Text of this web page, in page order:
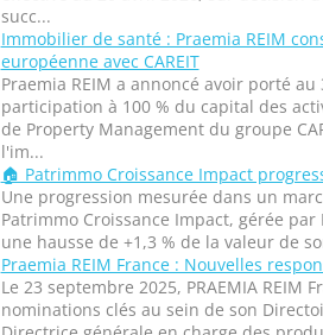
succ...
Immobilier de santé : Praemia REIM
européenne avec CAREIT
Praemia REIM a annoncé avoir porté au
participation à 100 % du capital des
de Property Management du groupe
l'im...
🏠 Patrimmo Croissance Impact
Une progression mesurée dans un
Patrimmo Croissance Impact, gérée par
une hausse de +1,3 % de la valeur de
Praemia REIM France : Nouvelles
Le 23 septembre 2025, PRAEMIA REIM
nominations clés au sein de son